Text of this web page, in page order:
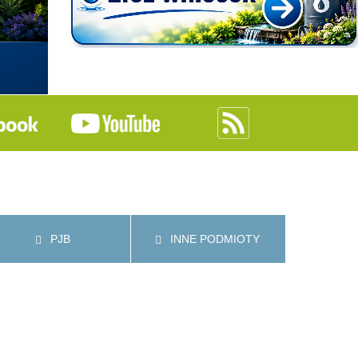
PJB INNE PODMIOTY